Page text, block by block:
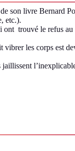
son livre Bernard
etc.).
trouvé le refus
vibrer les corps est